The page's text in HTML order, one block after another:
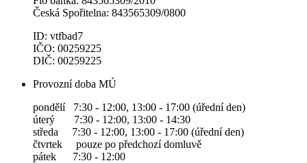
Česká Spořitelna: 843565309/0800
ID: vtfbad7
IČO: 00259225
DIČ: 00259225
Provozní doba MÚ
pondělí 7:30 - 12:00, 13:00 - 17:00 (úřední den)
úterý 7:30 - 12:00, 13:00 - 14:30
středa 7:30 - 12:00, 13:00 - 17:00 (úřední den)
čtvrtek pouze po předchozí domluvě
pátek 7:30 - 12:00